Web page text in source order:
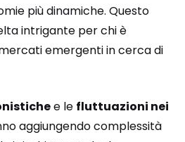
più dinamiche. Questo
intrigante per chi è
emergenti in cerca di
e le fluttuazioni nei
aggiungendo complessità